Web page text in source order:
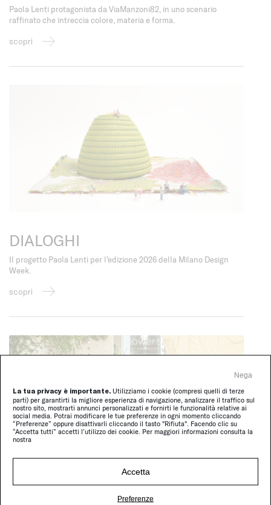
La tua privacy è importante. Utilizziamo i cookie (compresi quelli di terze
parti) per garantirti la migliore esperienza di navigazione, analizzare il traffico sul
nostro sito, mostrarti annunci personalizzati e fornirti le funzionalità relative ai
social media. Potrai modificare le tue preferenze in ogni momento cliccando
“Preferenze” oppure disattivarli cliccando il tasto "Rifiuta". Facendo clic su
“Accetta tutti” accetti l’utilizzo dei cookie. Per maggiori informazioni consulta la
nostra
Accetta
Nega
Preferenze
Paola Lenti protagonista da ViaManzoni82, in uno scenario
raffinato che intreccia colore, materia e forma.
scopri
DIALOGHI
Il progetto Paola Lenti per l’edizione 2026 della Milano Design
Week.
scopri
Paola Lenti Wien, nuovi scenari